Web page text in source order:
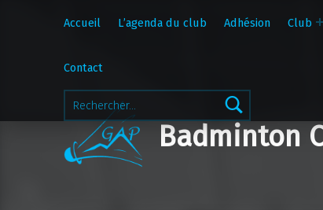
Rechercher :
Accueil L’agenda du club Adhésion Club
Contact
Badminton